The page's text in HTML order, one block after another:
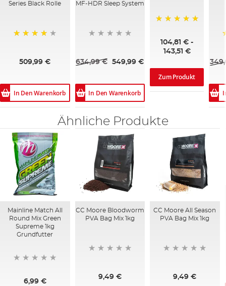
Series Black Rolle
509,99 €
In Den Warenkorb
MF-HDR Sleep System
634,99 € 549,99 €
In Den Warenkorb
104,81 € -
143,51 €
Zum Produkt
Ähnliche Produkte
Mainline Match All
Round Mix Green
Supreme 1kg
Grundfutter
6,99 €
CC Moore Bloodworm
PVA Bag Mix 1kg
9,49 €
CC Moore All Season
PVA Bag Mix 1kg
9,49 €